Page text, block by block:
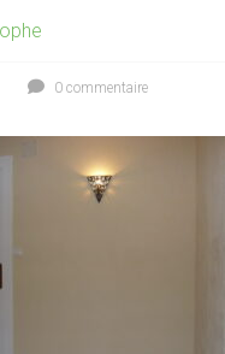
0 commentaire